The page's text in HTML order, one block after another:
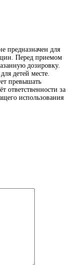
предназначен для
Перед приемом
дозировку.
детей месте.
превышать
ответственности за
использования